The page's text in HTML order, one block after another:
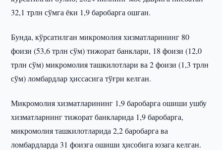
32,1 трлн сўмга ёки 1,9 баробарга ошган.
Бунда, кўрсатилган микромолия хизматларининг 80
фоизи (53,6 трлн сўм) тижорат банклари, 18 фоизи (12,0
трлн сўм) микромолия ташкилотлари ва 2 фоизи (1,3 трлн
сўм) ломбардлар ҳиссасига тўғри келган.
Микромолия хизматларининг 1,9 баробарга ошиши ушбу
хизматларнинг тижорат банкларида 1,9 баробарга,
микромолия ташкилотларида 2,2 баробарга ва
ломбардларда 31 фоизга ошиши ҳисобига юзага келган.